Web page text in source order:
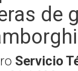
de
Servicio